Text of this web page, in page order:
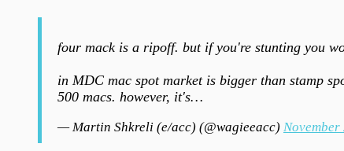
four mack is a ripoff. but if you're stunting you
in MDC mac spot market is bigger than stamp
500 macs. however, it's…
— Martin Shkreli (e/acc) (@wagieeacc) November